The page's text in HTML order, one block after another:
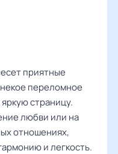
приятные
переломное
страницу.
любви или на
отношениях,
и легкость.